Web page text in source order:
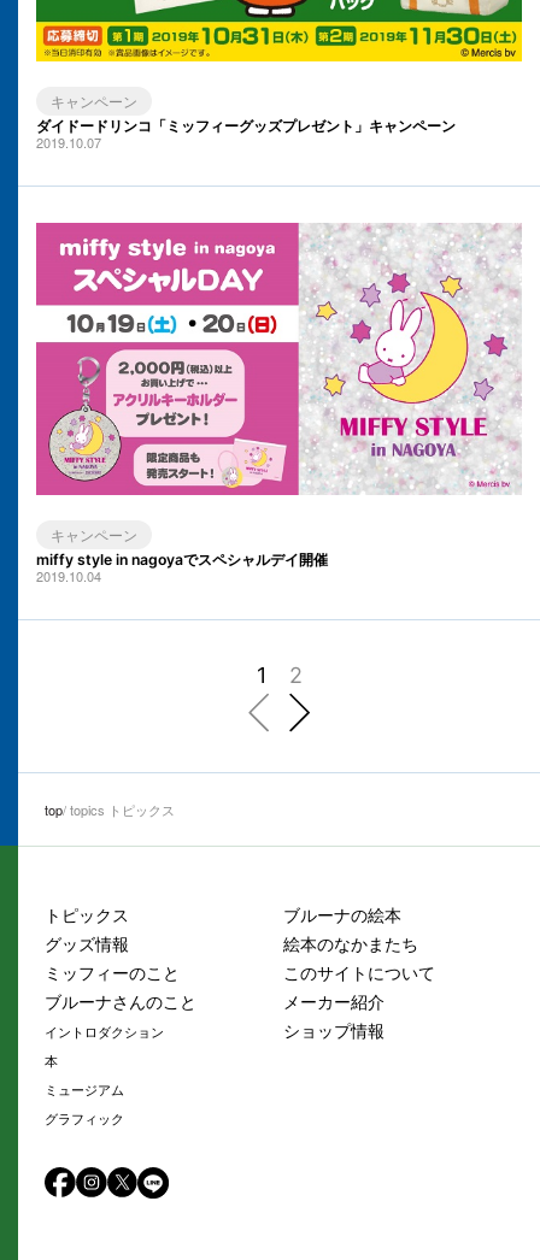
キャンペーン
ダイドードリンコ「ミッフィーグッズプレゼント」キャンペーン
2019.10.07
キャンペーン
miffy style in nagoyaでスペシャルデイ開催
2019.10.04
1 2
前へ 次へ
top topics トピックス
トピックス
グッズ情報
ミッフィーのこと
ブルーナさんのこと
イントロダクション
本
ミュージアム
グラフィック
ブルーナの絵本
絵本のなかまたち
このサイトについて
メーカー紹介
ショップ情報